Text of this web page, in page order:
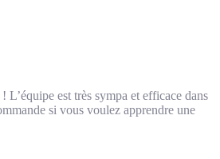
L’équipe est très sympa et efficace dans
si vous voulez apprendre une